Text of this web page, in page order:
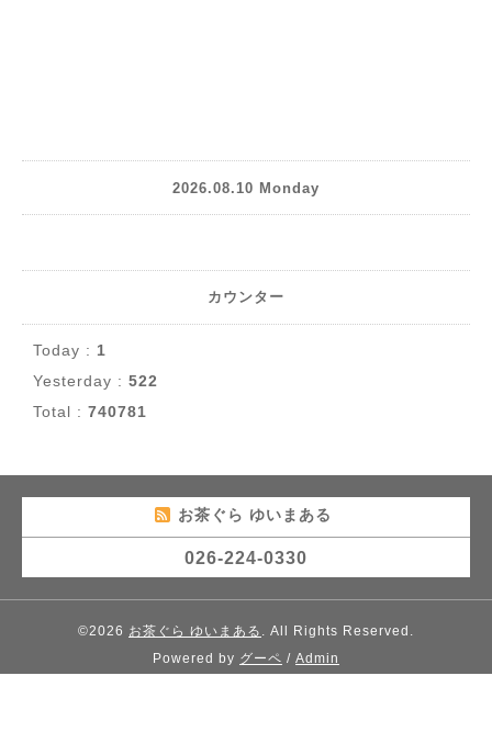
2026.08.10 Monday
カウンター
Today : 1
Yesterday : 522
Total : 740781
お茶ぐら ゆいまある
026-224-0330
©2026 お茶ぐら ゆいまある . All Rights Reserved.
Powered by グーペ / Admin